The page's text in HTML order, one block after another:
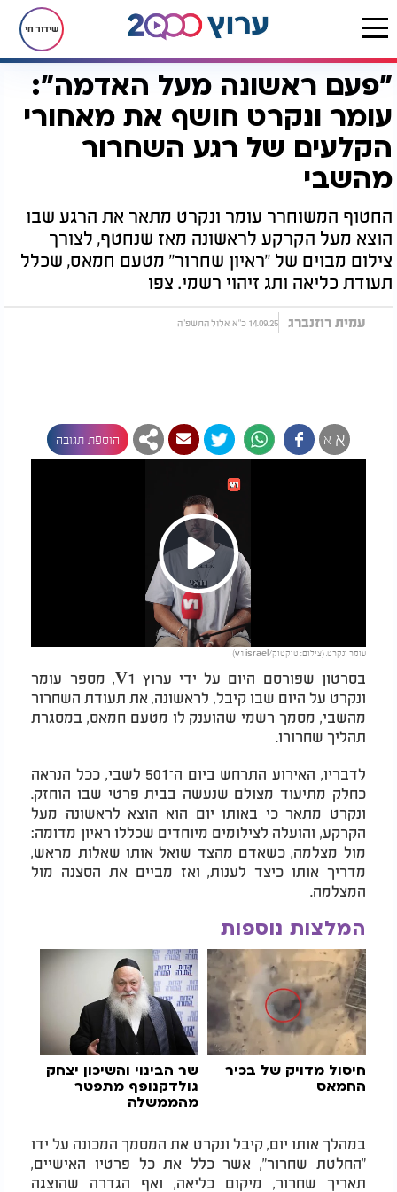
שידור חי
דף הבית חדשות חדשות בארץ "פעם ראשונה מעל האדמה": עומר ונקרט חושף את מאחורי הקלעים של רגע השחרור מהשבי
"פעם ראשונה מעל האדמה":
עומר ונקרט חושף את מאחורי
הקלעים של רגע השחרור
מהשבי
החטוף המשוחרר עומר ונקרט מתאר את הרגע שבו
הוצא מעל הקרקע לראשונה מאז שנחטף, לצורך
צילום מבוים של "ראיון שחרור" מטעם חמאס, שכלל
תעודת כליאה ותג זיהוי רשמי. צפו
עמית רוזנברג 14.09.25 כ"א אלול התשפ"ה
א א הוספת תגובה
Play
Video
עומר ונקרט. (צילום: טיקטוק/v1.israel)
בסרטון שפורסם היום על ידי ערוץ V1, מספר עומר
ונקרט על היום שבו קיבל, לראשונה, את תעודת השחרור
מהשבי, מסמך רשמי שהוענק לו מטעם חמאס, במסגרת
תהליך שחרורו.
לדבריו, האירוע התרחש ביום ה־501 לשבי, ככל הנראה
כחלק מתיעוד מצולם שנעשה בבית פרטי שבו הוחזק.
ונקרט מתאר כי באותו יום הוא הוצא לראשונה מעל
הקרקע, והועלה לצילומים מיוחדים שכללו ראיון מדומה:
מול מצלמה, כשאדם מהצד שואל אותו שאלות מראש,
מדריך אותו כיצד לענות, ואז מביים את הסצנה מול
המצלמה.
המלצות נוספות
חיסול מדויק של בכיר
החמאס
שר הבינוי והשיכון יצחק
גולדקנופף מתפטר
מהממשלה
במהלך אותו יום, קיבל ונקרט את המסמך המכונה על ידו
"החלטת שחרור", אשר כלל את כל פרטיו האישיים,
תאריך שחרור, מיקום כליאה, ואף הגדרה שהוצגה